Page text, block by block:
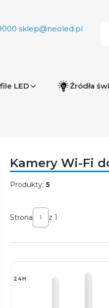
sklep@neoled.pl
LED Źródła
Kamery Wi-Fi
Produkty: 5
Strona z 1
24H